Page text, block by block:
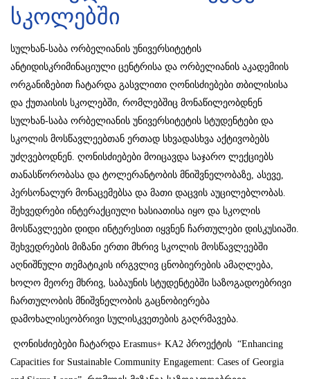
სკოლებში
სულხან-საბა ორბელიანის უნივერსიტეტის
ანტიდისკრიმინაციული ცენტრისა და ორბელიანის აკადემიის
ორგანიზებით ჩატარდა გასვლითი ღონისძიებები თბილისისა
და ქუთაისის სკოლებში, რომლებშიც მონაწილეობდნენ
სულხან-საბა ორბელიანის უნივერსიტეტის სტუდენტები და
სკოლის მოსწავლეებთან ერთად სხვადასხვა აქტივობებს
უძღვებოდნენ. ღონისძიებები მოიცავდა საჯარო ლექციებს
თანასწორობასა და ტოლერანტობის მნიშვნელობაზე, ასევე,
პერსონალურ მონაცემებსა და მათი დაცვის აუცილებლობას.
შეხვედრები ინტერაქციული ხასიათისა იყო და სკოლის
მოსწავლეები დიდი ინტერესით იყვნენ ჩართულები დისკუსიაში.
შეხვედრების მიზანი ერთი მხრივ სკოლის მოსწავლეებში
აღნიშნული თემატიკის ირგვლივ ცნობიერების ამაღლება,
ხოლო მეორე მხრივ, საბაუნის სტუდენტებში საზოგადოებრივი
ჩართულობის მნიშვნელობის გაცნობიერება
დამოხალისეობრივი სულისკვეთების გაღრმავება.
ღონისძიებები ჩატარდა Erasmus+ KA2 პროექტის “Enhancing
Capacities for Sustainable Community Engagement: Cases of Georgia